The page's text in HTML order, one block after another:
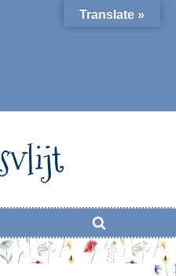
Translate »